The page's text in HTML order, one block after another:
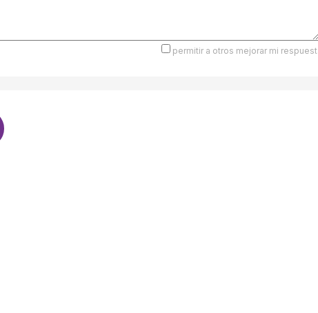
permitir a otros mejorar mi